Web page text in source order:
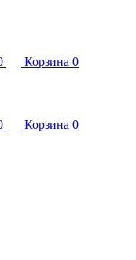
Корзина 0
Корзина 0